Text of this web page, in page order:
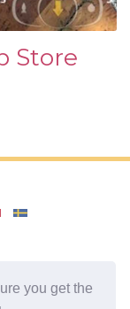
you get the
Store
din,